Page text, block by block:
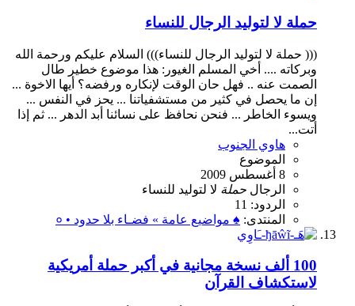
حملة لا لتوليد الرجال للنساء
((( حملة لا لتوليد الرجال للنساء))) السلام عليكم ورحمة الله
وبركاته .... أخي المسلم الغيور: هذا موضوع خطير طال
الصمت عنه .. فهل حان الوقت لإنكاره ورفضه؟ أيها الاخوة ...
إن ما يحصل في كثير من مستشفياتنا ... يحز في النفس ...
ويسوء الخاطر ... فنحن نحافظ على نسائنا أبد الدهر ... ثم إذا
أتت...
هاوي الجنوب
الموضوع
8 أغسطس 2009
الرجال حملة لا لتوليد للنساء
الردود: 11
المنتدى: ♠ مواضيع عامة » فضـاء بلا حدود • ०
100 ألف نسخة مجانية في أكبر حملة أمريكية
لاستكشاف القرآن